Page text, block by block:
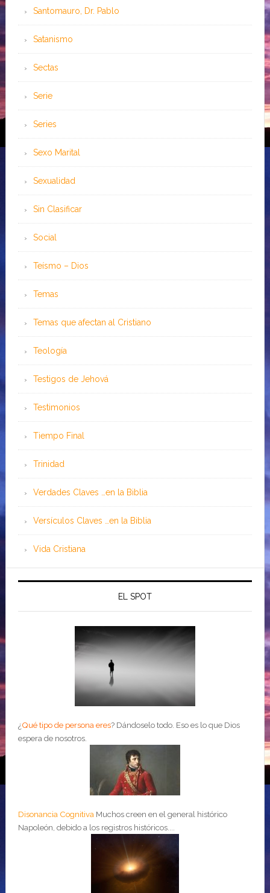
Santomauro, Dr. Pablo
Satanismo
Sectas
Serie
Series
Sexo Marital
Sexualidad
Sin Clasificar
Social
Teísmo – Dios
Temas
Temas que afectan al Cristiano
Teología
Testigos de Jehová
Testimonios
Tiempo Final
Trinidad
Verdades Claves …en la Biblia
Versículos Claves …en la Biblia
Vida Cristiana
EL SPOT
¿Qué tipo de persona eres? Dándoselo todo. Eso es lo que Dios
espera de nosotros.
Disonancia Cognitiva Muchos creen en el general histórico
Napoleón, debido a los registros históricos....